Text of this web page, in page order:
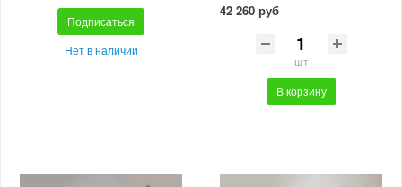
Подписаться
Нет в наличии
42 260 руб
шт
В корзину